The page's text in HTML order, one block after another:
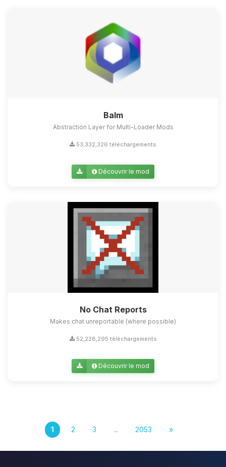
Balm
Abstraction Layer for Multi-Loader Mods
53,332,326 téléchargements
Découvrir le mod
No Chat Reports
Makes chat unreportable (where possible)
52,228,295 téléchargements
Découvrir le mod
1 2 3 ... 2053 »